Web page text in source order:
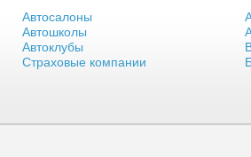
Автосалоны
Автошколы
Автоклубы
Страховые компании